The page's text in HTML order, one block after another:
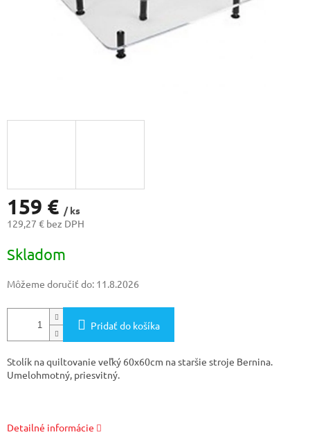
159 € / ks
129,27 € bez DPH
cena:
Skladom
Môžeme doručiť do: 11.8.2026
Pridať do košíka
Stolík na quiltovanie veľký 60x60cm na staršie stroje Bernina.
Umelohmotný, priesvitný.
Detailné informácie